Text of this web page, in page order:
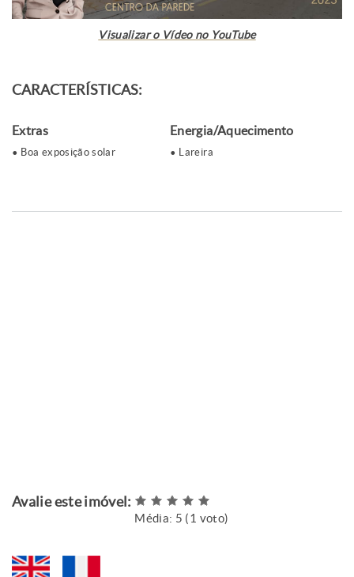
Visualizar o Vídeo no YouTube
CARACTERÍSTICAS:
Extras
Boa exposição solar
Energia/Aquecimento
Lareira
Avalie este imóvel:
Média: 5 (1 voto)